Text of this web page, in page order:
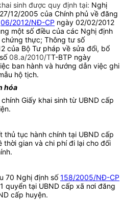
sinh được quy định tại: Nghị
12/2005 của Chính phủ về đăng
06/2012/NĐ-CP ngày 02/02/2012
một số điều của các Nghị định
thực; Thông tư số
của Bộ Tư pháp về sửa đổi, bổ
08.a/2010/TT-BTP ngày
ban hành và hướng dẫn việc ghi
hộ tịch.
hóa
Giấy khai sinh từ UBND cấp
thủ tục hành chính tại UBND cấp
thời gian và chi phí đi lại cho đối
70 Nghị định số158/2005/NĐ-CP
quyển tại UBND cấp xã nơi đăng
cấp huyện.